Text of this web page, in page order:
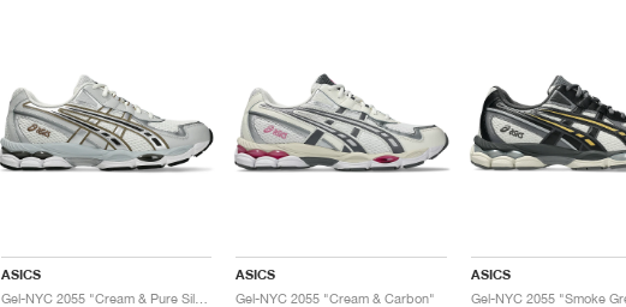
ASICS
Gel-NYC 2055 "Cream & Pure Silver"
ASICS
Gel-NYC 2055 "Cream & Carbon"
ASICS